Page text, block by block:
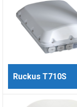
Ruckus T710S